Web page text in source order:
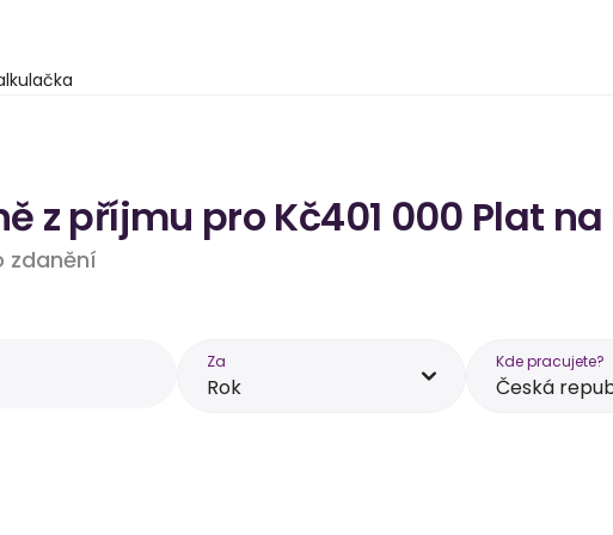
z příjmu pro Kč401 000 Plat
zdanění
Za
Rok
Kde pracujete?
Česká